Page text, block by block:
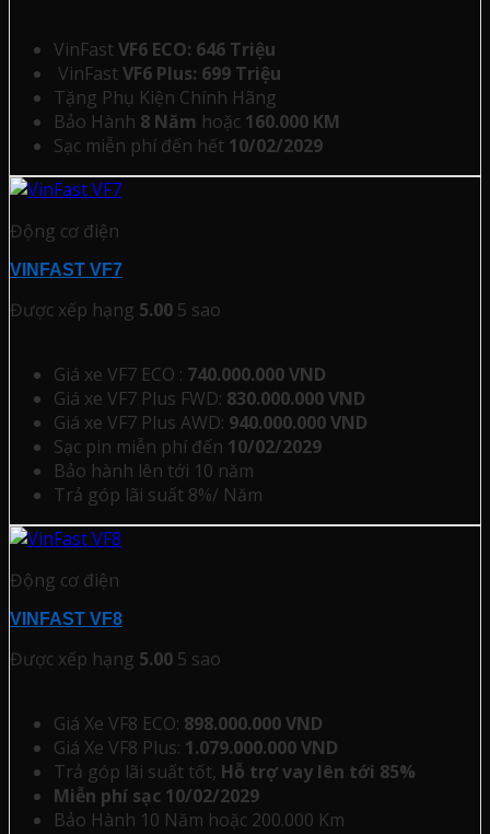
VinFastVF6 ECO: 646 Triệu
VinFastVF6 Plus: 699 Triệu
Tặng Phụ Kiện Chính Hãng
Bảo Hành 8 Năm hoặc 160.000 KM
Sạc miễn phí đến hết 10/02/2029
Động cơ điện
VINFAST VF7
Được xếp hạng 5.00 5 sao
Giá xe VF7 ECO : 740.000.000 VND
Giá xe VF7 Plus FWD: 830.000.000 VND
Giá xe VF7 Plus AWD: 940.000.000 VND
Sạc pin miễn phí đến 10/02/2029
Bảo hành lên tới 10 năm
Trả góp lãi suất 8%/ Năm
Động cơ điện
VINFAST VF8
Được xếp hạng 5.00 5 sao
Giá Xe VF8 ECO: 898.000.000 VND
Giá Xe VF8 Plus: 1.079.000.000 VND
Trả góp lãi suất tốt, Hỗ trợ vay lên tới 85%
Miễn phí sạc 10/02/2029
Bảo Hành 10 Năm hoặc 200.000 Km